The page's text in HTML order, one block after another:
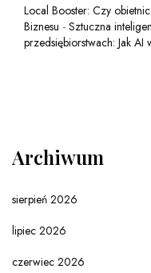
Local Booster: Czy
Biznesu - Sztuczna
przedsiębiorstwach: Jak
Archiwum
sierpień 2026
lipiec 2026
czerwiec 2026